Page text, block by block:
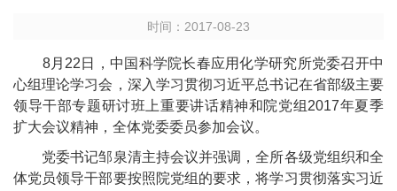
时间：2017-08-23
8月22日，中国科学院长春应用化学研究所党委召开中
心组理论学习会，深入学习贯彻习近平总书记在省部级主要
领导干部专题研讨班上重要讲话精神和院党组2017年夏季
扩大会议精神，全体党委委员参加会议。
党委书记邹泉清主持会议并强调，全所各级党组织和全
体党员领导干部要按照院党组的要求，将学习贯彻落实习近